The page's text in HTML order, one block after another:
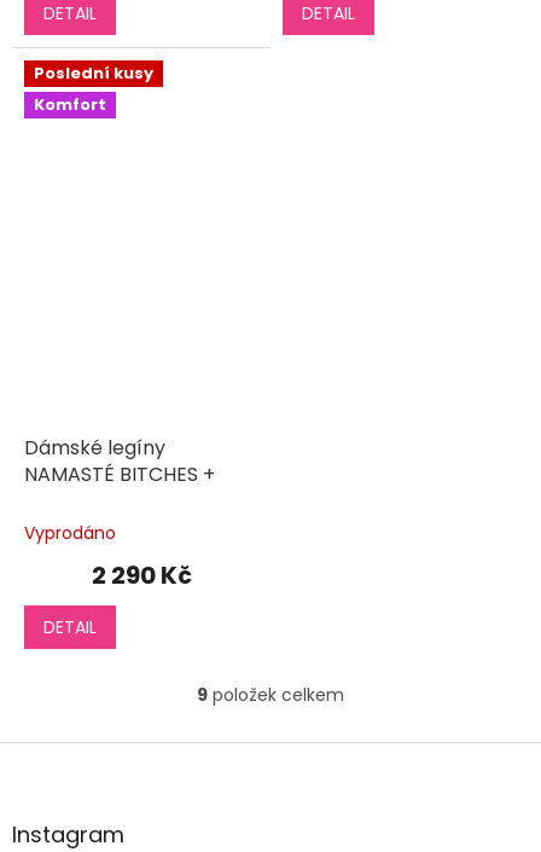
DETAIL DETAIL
Poslední kusy
Komfort
Dámské legíny
NAMASTÉ BITCHES +
Vyprodáno
2 290 Kč
DETAIL
O
l
9 položek celkem
Z
aInstagram